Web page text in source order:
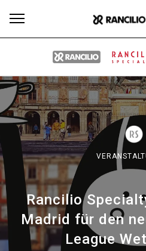
Rancilio
Madrid für den
League
Alle Produkte
Our brands
Gruppe